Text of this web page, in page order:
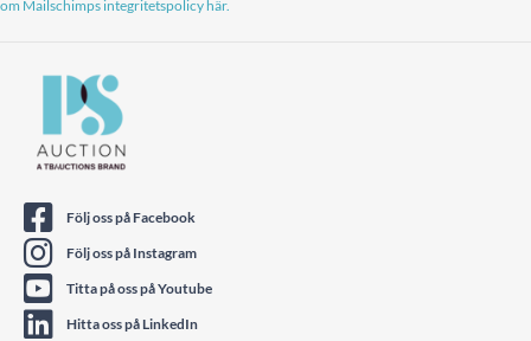
om Mailschimps integritetspolicy här.
Följ oss på Facebook
Följ oss på Instagram
Titta på oss på Youtube
Hitta oss på LinkedIn